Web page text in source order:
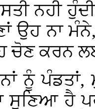
ਨਹੀ
ਉਹ ਨਾ
ਕਰਨ
ਨੂੰ ਪੰਡਤਾਂ,
ਸੁਣਿਆ ਹੈ